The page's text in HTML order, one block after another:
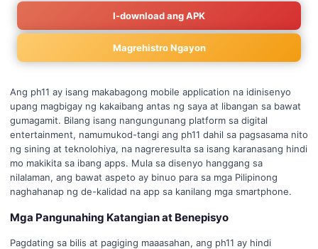
I-download ang APK
Magrehistro Ngayon
Ang ph11 ay isang makabagong mobile application na idinisenyo
upang magbigay ng kakaibang antas ng saya at libangan sa bawat
gumagamit. Bilang isang nangungunang platform sa digital
entertainment, namumukod-tangi ang ph11 dahil sa pagsasama nito
ng sining at teknolohiya, na nagreresulta sa isang karanasang hindi
mo makikita sa ibang apps. Mula sa disenyo hanggang sa
nilalaman, ang bawat aspeto ay binuo para sa mga Pilipinong
naghahanap ng de-kalidad na app sa kanilang mga smartphone.
Mga Pangunahing Katangian at Benepisyo
Pagdating sa bilis at pagiging maaasahan, ang ph11 ay hindi